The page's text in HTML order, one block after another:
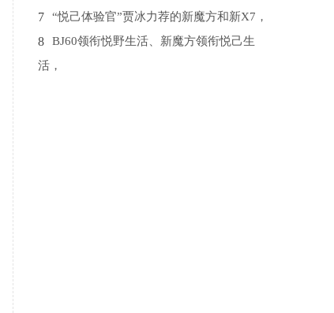
7 “悦己体验官”贾冰力荐的新魔方和新X7，
8
BJ60领衔悦野生活、新魔方领衔悦己生
活，